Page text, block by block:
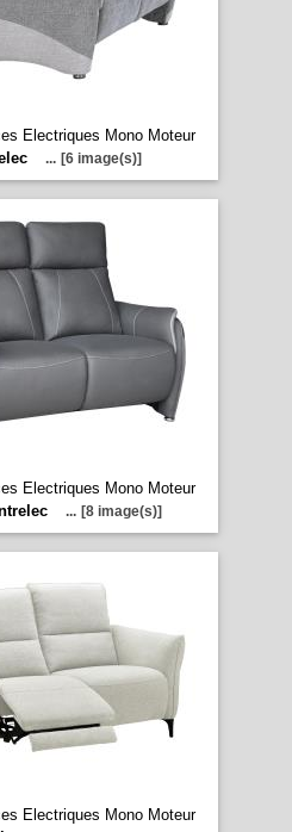
Electriques Mono Moteur
... [6 image(s)]
Electriques Mono Moteur
... [8 image(s)]
Electriques Mono Moteur